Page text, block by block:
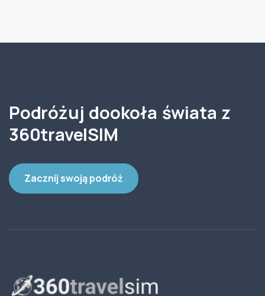
Podróżuj dookoła świata z
360travelSIM
Zacznij swoją podróż